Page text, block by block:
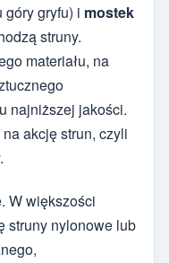
góry gryfu) i mostek
struny.
materiału, na
najniższej jakości.
akcję strun, czyli
W większości
struny nylonowe lub